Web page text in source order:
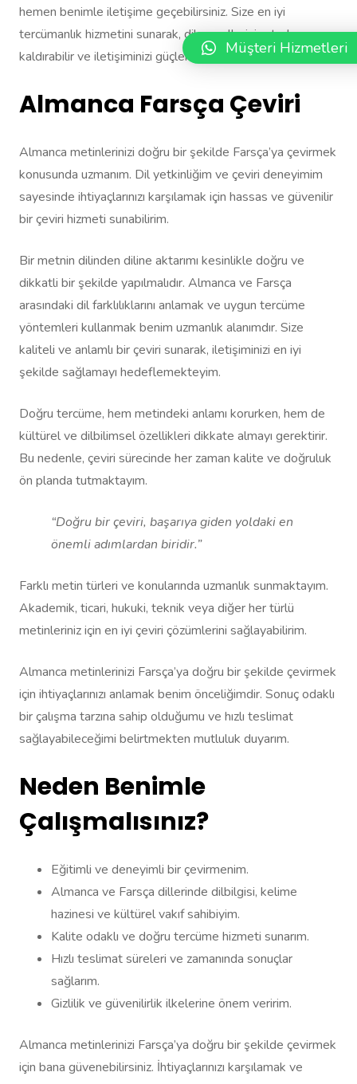
hemen benimle iletişime geçebilirsiniz. Size en iyi
tercümanlık hizmetini sunarak, dil engellerini ortadan
kaldırabilir ve iletişiminizi güçlendirebilirim.
Almanca Farsça Çeviri
Almanca metinlerinizi doğru bir şekilde Farsça’ya çevirmek
konusunda uzmanım. Dil yetkinliğim ve çeviri deneyimim
sayesinde ihtiyaçlarınızı karşılamak için hassas ve güvenilir
bir çeviri hizmeti sunabilirim.
Bir metnin dilinden diline aktarımı kesinlikle doğru ve
dikkatli bir şekilde yapılmalıdır. Almanca ve Farsça
arasındaki dil farklılıklarını anlamak ve uygun tercüme
yöntemleri kullanmak benim uzmanlık alanımdır. Size
kaliteli ve anlamlı bir çeviri sunarak, iletişiminizi en iyi
şekilde sağlamayı hedeflemekteyim.
Doğru tercüme, hem metindeki anlamı korurken, hem de
kültürel ve dilbilimsel özellikleri dikkate almayı gerektirir.
Bu nedenle, çeviri sürecinde her zaman kalite ve doğruluk
ön planda tutmaktayım.
“Doğru bir çeviri, başarıya giden yoldaki en
önemli adımlardan biridir.”
Farklı metin türleri ve konularında uzmanlık sunmaktayım.
Akademik, ticari, hukuki, teknik veya diğer her türlü
metinleriniz için en iyi çeviri çözümlerini sağlayabilirim.
Almanca metinlerinizi Farsça’ya doğru bir şekilde çevirmek
için ihtiyaçlarınızı anlamak benim önceliğimdir. Sonuç odaklı
bir çalışma tarzına sahip olduğumu ve hızlı teslimat
sağlayabileceğimi belirtmekten mutluluk duyarım.
Neden Benimle
Çalışmalısınız?
Eğitimli ve deneyimli bir çevirmenim.
Almanca ve Farsça dillerinde dilbilgisi, kelime
hazinesi ve kültürel vakıf sahibiyim.
Kalite odaklı ve doğru tercüme hizmeti sunarım.
Hızlı teslimat süreleri ve zamanında sonuçlar
sağlarım.
Gizlilik ve güvenilirlik ilkelerine önem veririm.
Almanca metinlerinizi Farsça’ya doğru bir şekilde çevirmek
için bana güvenebilirsiniz. İhtiyaçlarınızı karşılamak ve
Müşteri Hizmetleri